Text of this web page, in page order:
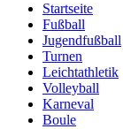
Startseite
Fußball
Jugendfußball
Turnen
Leichtathletik
Volleyball
Karneval
Boule